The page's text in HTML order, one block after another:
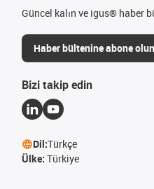
Güncel kalın ve igus® haber
Haber bültenine abone olun
Bizi takip edin
Dil:Türkçe
Ülke: Türkiye